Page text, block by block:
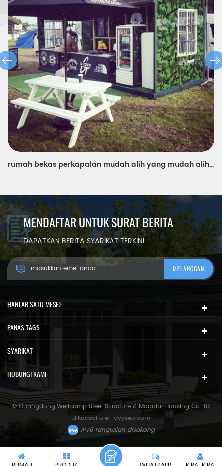
pasang siap pasir sandwich panel rumah bekas
MENDAFTAR UNTUK SURAT BERITA
DAPATKAN BERITA SYARIKAT TERKINI
HANTAR SATU MESEJ
PANAS TAGS
SYARIKAT
HUBUNGI KAMI
© Guangdong Wellcamp Steel Structure & Modular Housing Co.,ltd
dikuasai oleh dyyseo.com
IPv6 rangkaian disokong